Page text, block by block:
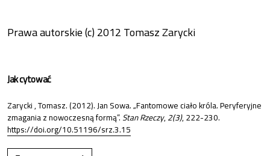
Prawa autorskie (c) 2012 Tomasz Zarycki
Jak cytować
Zarycki , Tomasz. (2012). Jan Sowa. „Fantomowe ciało króla. Peryferyjne
zmagania z nowoczesną formą”.Stan Rzeczy,2(3), 222-230.
https://doi.org/10.51196/srz.3.15